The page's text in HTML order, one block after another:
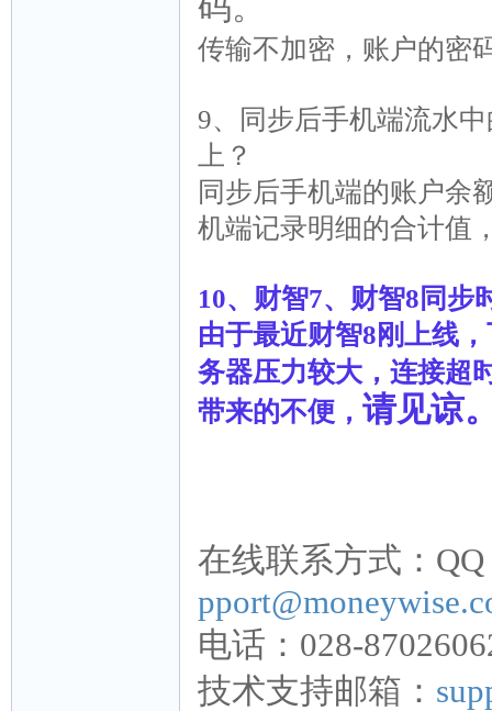
码。
传输不加密，账户的密
9、同步后手机端流水
上？
同步后手机端的账户余
机端记录明细的合计值
10、财智7、财智8同步
由于最近财智8刚上线
务器压力较大，连接超
带来的不便， 请见谅
在线联系方式：
电话：028-
技术支持邮箱：